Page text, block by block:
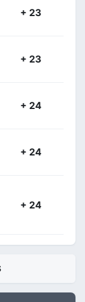
+ 23
+ 23
+ 24
+ 24
+ 24